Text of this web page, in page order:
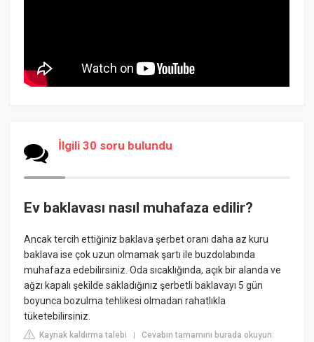
İlgili 30 soru bulundu
Ev baklavası nasıl muhafaza edilir?
Ancak tercih ettiğiniz baklava şerbet oranı daha az kuru
baklava ise çok uzun olmamak şartı ile buzdolabında
muhafaza edebilirsiniz. Oda sıcaklığında, açık bir alanda ve
ağzı kapalı şekilde sakladığınız şerbetli baklavayı 5 gün
boyunca bozulma tehlikesi olmadan rahatlıkla
tüketebilirsiniz.
Kaynak kaldırma talebi |Cevabın tamamını burada okuyun: